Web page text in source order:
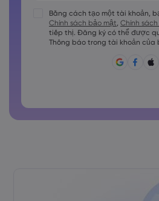
Các mật khẩu phải chứa ít nhất 1
Các mật khẩu phải chứa ít nhất 1
Mật khẩu phải chứa
Bằng cách tạo một tài khoản,
Chính sách bảo mật, Chính
tiếp thị. Đăng ký có thể được
Thông báo trong tài khoản của